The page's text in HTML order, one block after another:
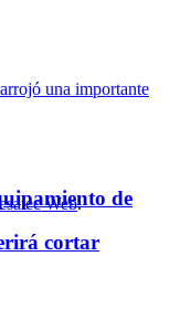
de
cortar
Web.